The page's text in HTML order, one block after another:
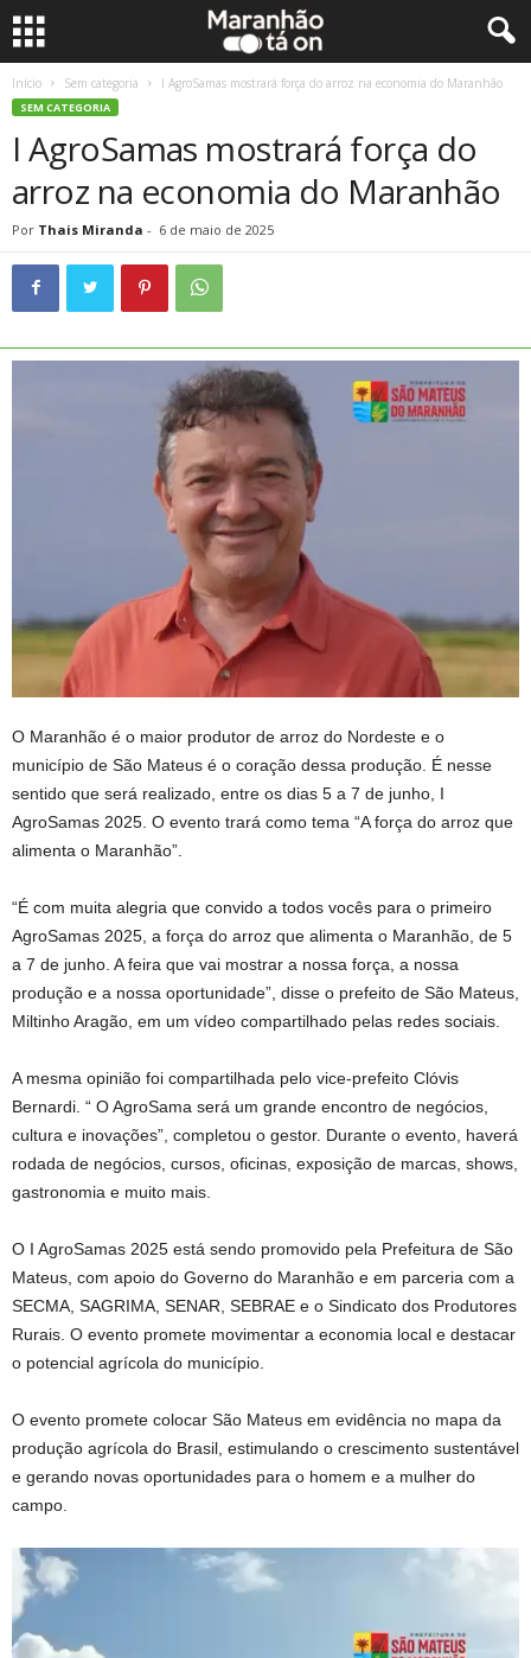
Início Sem categoria I AgroSamas mostrará força do arroz na economia do Maranhão
SEM CATEGORIA
I AgroSamas mostrará força do
arroz na economia do Maranhão
Por Thais Miranda - 6 de maio de 2025
O Maranhão é o maior produtor de arroz do Nordeste e o
município de São Mateus é o coração dessa produção. É nesse
sentido que será realizado, entre os dias 5 a 7 de junho, I
AgroSamas 2025. O evento trará como tema “A força do arroz que
alimenta o Maranhão”.
“É com muita alegria que convido a todos vocês para o primeiro
AgroSamas 2025, a força do arroz que alimenta o Maranhão, de 5
a 7 de junho. A feira que vai mostrar a nossa força, a nossa
produção e a nossa oportunidade”, disse o prefeito de São Mateus,
Miltinho Aragão, em um vídeo compartilhado pelas redes sociais.
A mesma opinião foi compartilhada pelo vice-prefeito Clóvis
Bernardi. “ O AgroSama será um grande encontro de negócios,
cultura e inovações”, completou o gestor. Durante o evento, haverá
rodada de negócios, cursos, oficinas, exposição de marcas, shows,
gastronomia e muito mais.
O I AgroSamas 2025 está sendo promovido pela Prefeitura de São
Mateus, com apoio do Governo do Maranhão e em parceria com a
SECMA, SAGRIMA, SENAR, SEBRAE e o Sindicato dos Produtores
Rurais. O evento promete movimentar a economia local e destacar
o potencial agrícola do município.
O evento promete colocar São Mateus em evidência no mapa da
produção agrícola do Brasil, estimulando o crescimento sustentável
e gerando novas oportunidades para o homem e a mulher do
campo.
Tocador
de
vídeo